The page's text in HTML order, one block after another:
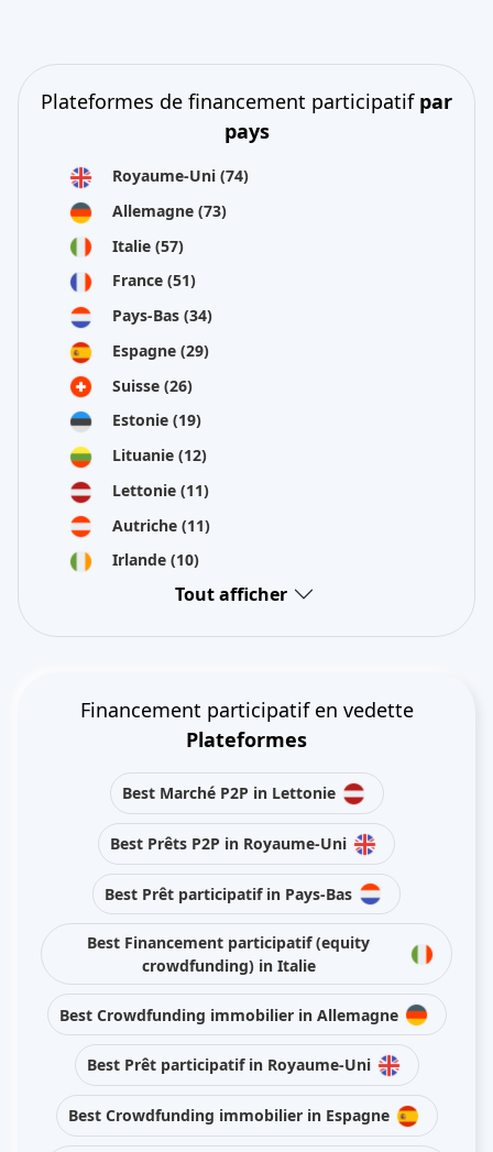
Plateformes de financement participatif par
pays
Royaume-Uni (74)
Allemagne (73)
Italie (57)
France (51)
Pays-Bas (34)
Espagne (29)
Suisse (26)
Estonie (19)
Lituanie (12)
Lettonie (11)
Autriche (11)
Irlande (10)
Tout afficher
Financement participatif en vedette
Plateformes
Best Marché P2P in Lettonie
Best Prêts P2P in Royaume-Uni
Best Prêt participatif in Pays-Bas
Best Financement participatif (equity
crowdfunding) in Italie
Best Crowdfunding immobilier in Allemagne
Best Prêt participatif in Royaume-Uni
Best Crowdfunding immobilier in Espagne